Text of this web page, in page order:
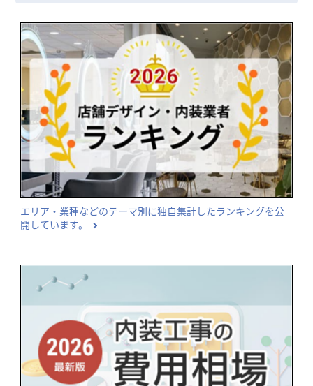
エリア・業種などのテーマ別に独自集計したランキングを公
開しています。